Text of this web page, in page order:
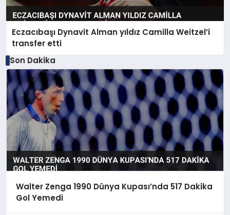
Eczacıbaşı Dynavit Alman yıldız Camilla Weitzel’i
transfer etti
Son Dakika
Walter Zenga 1990 Dünya Kupası’nda 517 Dakika
Gol Yemedi